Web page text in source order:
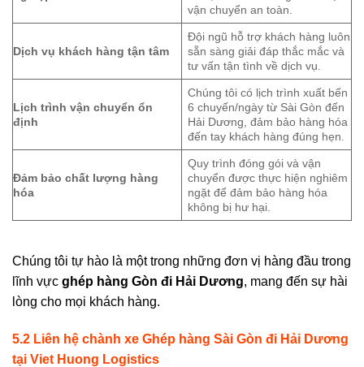
vận chuyển an toàn.
Dịch vụ khách hàng tận tâm
Đội ngũ hỗ trợ khách hàng luôn
sẵn sàng giải đáp thắc mắc và
tư vấn tận tình về dịch vụ.
Lịch trình vận chuyển ổn
định
Chúng tôi có lịch trình xuất bến
6 chuyến/ngày từ Sài Gòn đến
Hải Dương, đảm bảo hàng hóa
đến tay khách hàng đúng hẹn.
Đảm bảo chất lượng hàng
hóa
Quy trình đóng gói và vận
chuyển được thực hiện nghiêm
ngặt để đảm bảo hàng hóa
không bị hư hại.
Chúng tôi tự hào là một trong những đơn vị hàng đầu trong
lĩnh vực g hép hàng Gòn đi Hải Dương, mang đến sự hài
lòng cho mọi khách hàng.
5.2 Liên hệ chành xe Ghép hàng Sài Gòn đi Hải Dương
tại Viet Huong Logistics